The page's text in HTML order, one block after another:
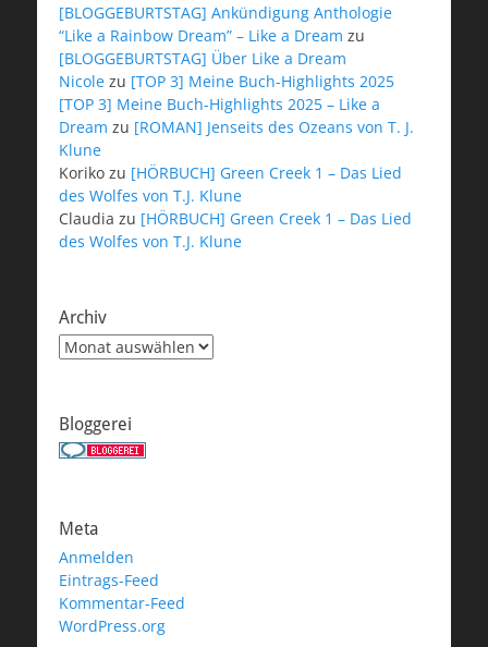
[BLOGGEBURTSTAG] Ankündigung Anthologie
“Like a Rainbow Dream” – Like a Dream zu
[BLOGGEBURTSTAG] Über Like a Dream
Nicole zu [TOP 3] Meine Buch-Highlights 2025
[TOP 3] Meine Buch-Highlights 2025 – Like a
Dream zu [ROMAN] Jenseits des Ozeans von T. J.
Klune
Koriko zu [HÖRBUCH] Green Creek 1 – Das Lied
des Wolfes von T.J. Klune
Claudia zu [HÖRBUCH] Green Creek 1 – Das Lied
des Wolfes von T.J. Klune
Archiv
Archiv
Bloggerei
Meta
Anmelden
Eintrags-Feed
Kommentar-Feed
WordPress.org